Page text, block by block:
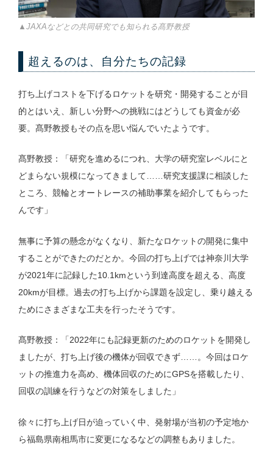
▲JAXAなどとの共同研究でも知られる髙野教授
超えるのは、自分たちの記録
打ち上げコストを下げるロケットを研究・開発することが目
的とはいえ、新しい分野への挑戦にはどうしても資金が必
要。髙野教授もその点を思い悩んでいたようです。
髙野教授：「研究を進めるにつれ、大学の研究室レベルにと
どまらない規模になってきまして……研究支援課に相談した
ところ、競輪とオートレースの補助事業を紹介してもらった
んです」
無事に予算の懸念がなくなり、新たなロケットの開発に集中
することができたのだとか。今回の打ち上げでは神奈川大学
が2021年に記録した10.1kmという到達高度を超える、高度
20kmが目標。過去の打ち上げから課題を設定し、乗り越える
ためにさまざまな工夫を行ったそうです。
髙野教授：「2022年にも記録更新のためのロケットを開発し
ましたが、打ち上げ後の機体が回収できず……。今回はロケ
ットの推進力を高め、機体回収のためにGPSを搭載したり、
回収の訓練を行うなどの対策をしました」
徐々に打ち上げ日が迫っていく中、発射場が当初の予定地か
ら福島県南相馬市に変更になるなどの調整もありました。